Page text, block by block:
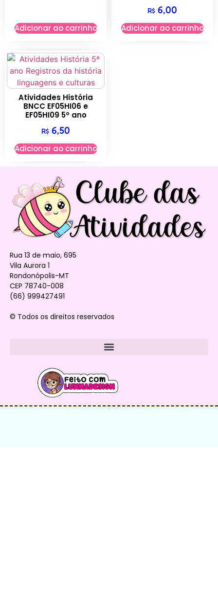
Adicionar ao carrinho
R$ 6,00
Adicionar ao carrinho
Atividades História
BNCC EF05HI06 e
EF05HI09 5º ano
R$ 6,50
Adicionar ao carrinho
Rua 13 de maio, 695
Vila Aurora 1
Rondonópolis-MT
CEP 78740-008
(66) 999427491
© Todos os direitos reservados